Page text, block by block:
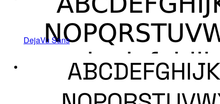
DejaVu Sans